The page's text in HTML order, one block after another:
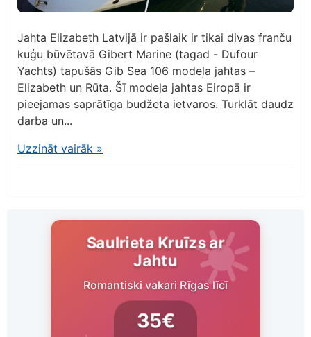
Jahta Elizabeth Latvijā ir pašlaik ir tikai divas franču
kuģu būvētavā Gibert Marine (tagad - Dufour
Yachts) tapušās Gib Sea 106 modeļa jahtas –
Elizabeth un Rūta. Šī modeļa jahtas Eiropā ir
pieejamas saprātīga budžeta ietvaros. Turklāt daudz
darba un...
Uzzināt vairāk »
Saulrieta Kruīzs ar
Jahtu
Romantiski vakari Rīgas līcī
35€